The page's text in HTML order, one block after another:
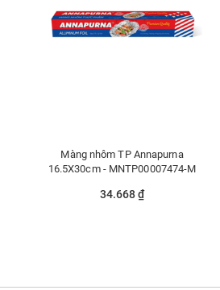
Màng nhôm TP Annapurna
16.5X30cm - MNTP00007474-M
34.668 ₫